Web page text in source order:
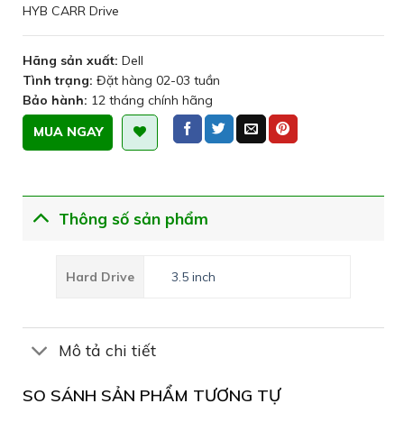
HYB CARR Drive
Hãng sản xuất: Dell
Tình trạng: Đặt hàng 02-03 tuần
Bảo hành: 12 tháng chính hãng
MUA NGAY
Thông số sản phẩm
Hard Drive 3.5 inch
Mô tả chi tiết
SO SÁNH SẢN PHẨM TƯƠNG TỰ